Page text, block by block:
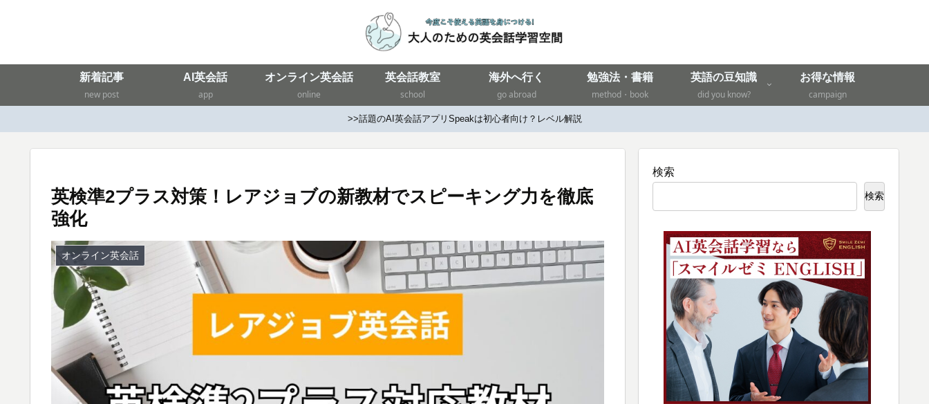
新着記事
new post
AI英会話
app
オンライン英会話
online
英会話教室
school
海外へ行く
go abroad
勉強法・書籍
method・book
英語の豆知識
did you know?
お得な情報
campaign
>>話題のAI英会話アプリSpeakは初心者向け？レベル解説
英検準2プラス対策！レアジョブの新教材でスピーキング力を徹底
強化
オンライン英会話
検索
検索